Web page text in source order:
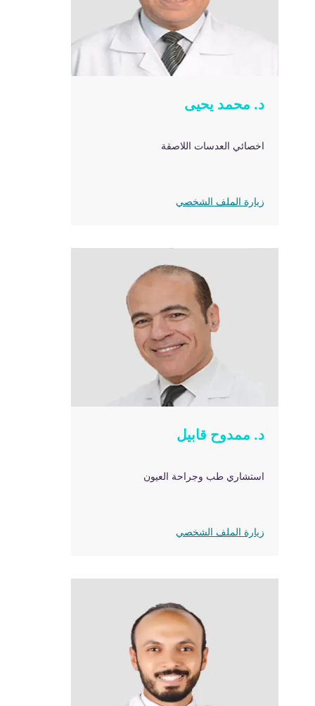
د. محمد يحيى
اخصائي العدسات اللاصقة
زيارة الملف الشخصي
د. ممدوح قابيل
استشاري طب وجراحة العيون
زيارة الملف الشخصي